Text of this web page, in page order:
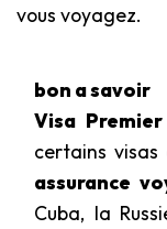
vous voyagez.
bon a savoir
Visa Premier
certains
assurance
Cuba, la